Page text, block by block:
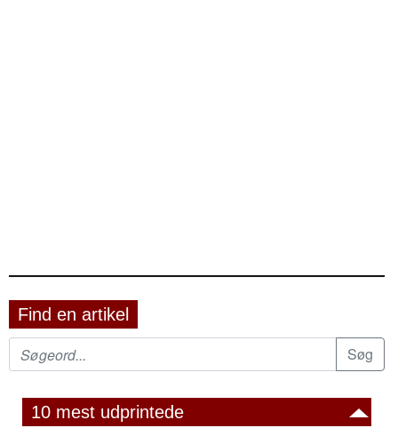
Find en artikel
10 mest udprintede